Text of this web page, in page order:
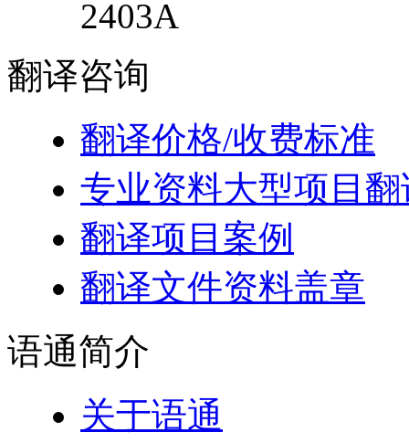
2403A
翻译咨询
翻译价格/收费标准
专业资料大型项目翻
翻译项目案例
翻译文件资料盖章
语通简介
关于语通